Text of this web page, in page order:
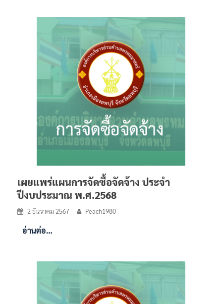
เผยแพร่แผนการจัดซื้อจัดจ้าง ประจำ
ปีงบประมาณ พ.ศ.2568
2 ธันวาคม 2567 Peach1980
อ่านต่อ…